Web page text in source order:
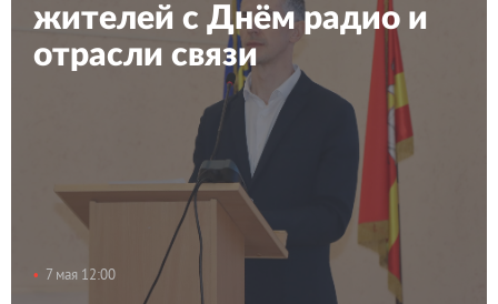
жителей с Днём радио и
отрасли связи
7 мая 12:00